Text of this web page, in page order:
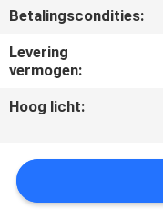
ONS
OP
NIEUWS
GEVALLEN
Betalingscondities:
Levering
vermogen:
Hoog licht: